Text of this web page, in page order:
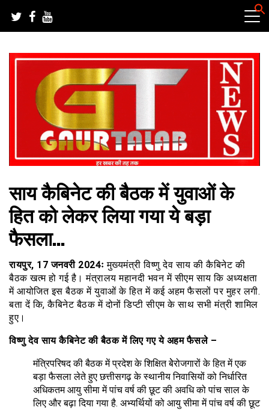
content
गौरतलब न्यूज
साय कैबिनेट की बैठक में युवाओं के
हित को लेकर लिया गया ये बड़ा
फैसला…
रायपुर, 17 जनवरी 2024ःमुख्यमंत्री विष्णु देव साय की कैबिनेट की
बैठक खत्म हो गई है। मंत्रालय महानदी भवन में सीएम साय कि अध्यक्षता
में आयोजित इस बैठक में युवाओं के हित में कई अहम फैसलों पर मुहर लगी.
बता दें कि, कैबिनेट बैठक में दोनों डिप्टी सीएम के साथ सभी मंत्री शामिल
हुए।
विष्णु देव साय कैबिनेट की बैठक में लिए गए ये अहम फैसले –
मंत्रिपरिषद की बैठक में प्रदेश के शिक्षित बेेरोजगारों के हित में एक
बड़ा फैसला लेते हुए छत्तीसगढ़ के स्थानीय निवासियों को निर्धारित
अधिकतम आयु सीमा में पांच वर्ष की छूट की अवधि को पांच साल के
लिए और बढ़ा दिया गया है. अभ्यर्थियों को आयु सीमा में पांच वर्ष की छूट